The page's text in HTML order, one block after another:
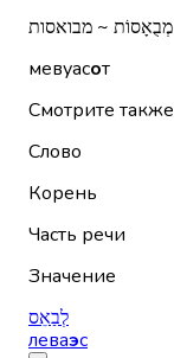
מְבֻאָסוֹת ~ מבואסות
мевуасот
Смотрите также
Слово
Корень
Часть речи
Значение
לְבַאֵס
леваэс